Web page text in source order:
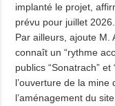
implanté le projet,
prévu pour juillet 2026.
Par ailleurs, ajoute M.
connaît un “rythme
publics “Sonatrach”
l’ouverture de la
l’aménagement du